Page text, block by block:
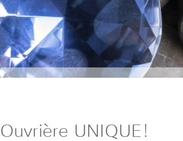
Ouvrière UNIQUE!